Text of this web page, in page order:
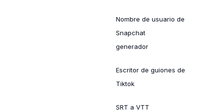
Nombre de usuario de
Snapchat
generador
Escritor de guiones de
Tiktok
SRT a VTT